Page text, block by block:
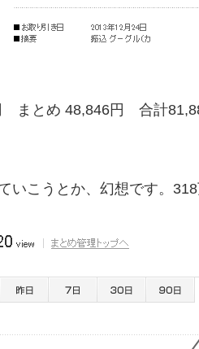
まとめ 48,846円 合計
いこうとか、幻想です。